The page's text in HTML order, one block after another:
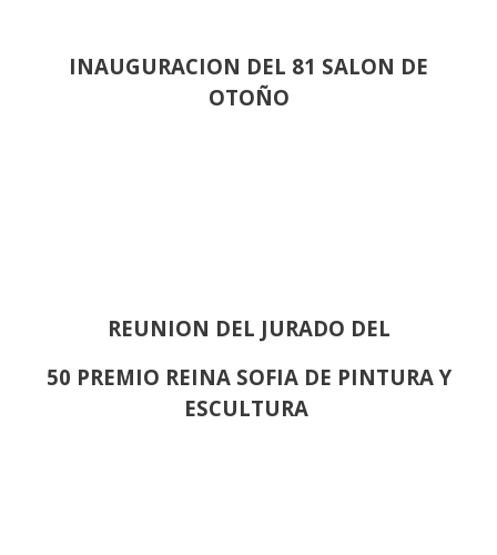
INAUGURACION DEL 81 SALON DE
OTOÑO
REUNION DEL JURADO DEL
50 PREMIO REINA SOFIA DE PINTURA Y
ESCULTURA